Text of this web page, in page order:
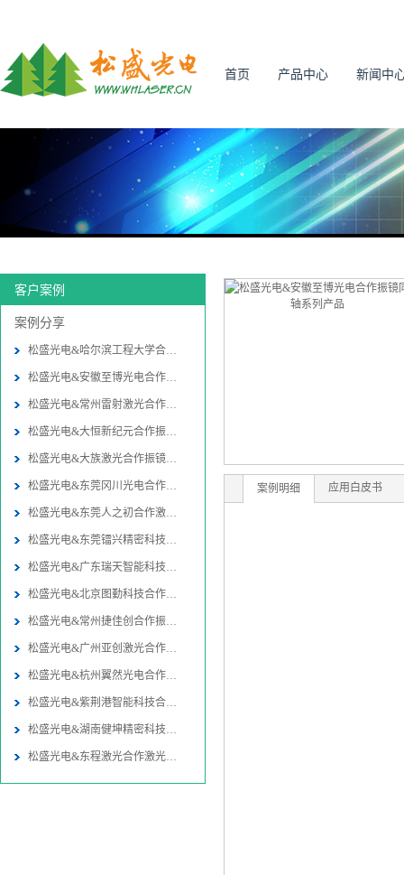
首页 产品中心 新闻中
客户案例
案例分享
松盛光电&哈尔滨工程大学合作振
松盛光电&安徽至博光电合作振镜
松盛光电&常州雷射激光合作振镜
松盛光电&大恒新纪元合作振镜同
松盛光电&大族激光合作振镜同轴
松盛光电&东莞冈川光电合作振镜
松盛光电&东莞人之初合作激光焊
松盛光电&东莞镭兴精密科技合作
松盛光电&广东瑞天智能科技合作
松盛光电&北京图勤科技合作振镜
松盛光电&常州捷佳创合作振镜同
松盛光电&广州亚创激光合作激光
松盛光电&杭州翼然光电合作激光
松盛光电&紫荆港智能科技合作激
松盛光电&湖南健坤精密科技合作
松盛光电&东程激光合作激光切割
案例明细 应用白皮书